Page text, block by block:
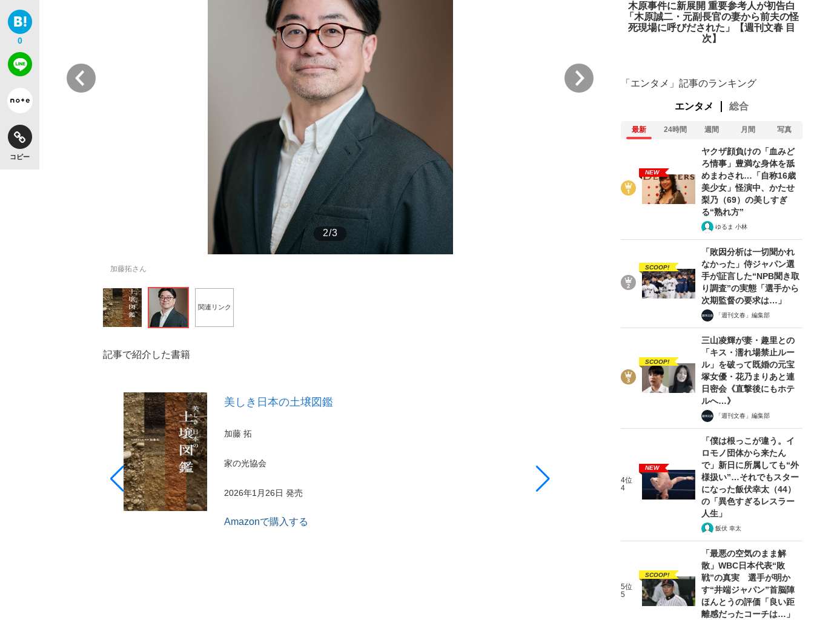
「目標達成できなかったからと言って…」サッカー日本代表・森保一監督...
もっと見る
0
コピー
2/3
加藤拓さん
土の色は“茶色や黒”だけではない？ 「ミルクコーヒー」
著者は語る 『美しき日本の土壌図鑑』（加藤拓 著）
「満たしてくれるのはコイツなんじゃないか」少年を
た…萩原聖人が語る“青春”の解釈 「2万8000人の殺害を
1）を禁錮5年に…「ナチ・ハンター」当事者に聞く、
て観に行った『隠し砦の三悪人』、世間になじめなか
ク時代の今、映画の楽しさを伝えたい理由
関連リンク
記事で紹介した書籍
美しき日本の土壌図鑑
加藤 拓
家の光協会
2026年1月26日 発売
Amazonで購入する
木原事件に新展開 重要参考人が初告白
「木原誠二・元副長官の妻から前夫の怪
死現場に呼びだされた」【週刊文春 目
次】
「エンタメ」記事のランキング
エンタメ 総合
最新 24時間 週間 月間 写真
NEW
ヤクザ顔負けの「血みど
ろ情事」豊満な身体を舐
めまわされ…「自称16歳
美少女」怪演中、かたせ
梨乃（69）の美しすぎ
る“熟れ方”
ゆるま 小林
SCOOP!
「敗因分析は一切聞かれ
なかった」侍ジャパン選
手が証言した“NPB聞き取
り調査”の実態「選手から
次期監督の要求は…」
「週刊文春」編集部
SCOOP!
三山凌輝が妻・趣里との
「キス・濡れ場禁止ルー
ル」を破って既婚の元宝
塚女優・花乃まりあと連
日密会《直撃後にもホテ
ルへ…》
「週刊文春」編集部
4位
4
NEW
「僕は根っこが違う。イ
ロモノ団体から来たん
で」新日に所属しても“外
様扱い”…それでもスター
になった飯伏幸太（44）
の「異色すぎるレスラー
人生」
飯伏 幸太
5位
5
SCOOP!
「最悪の空気のまま解
散」WBC日本代表“敗
戦”の真実 選手が明か
す“井端ジャパン”首脳陣
ほんとうの評価「良い距
離感だったコーチは…」